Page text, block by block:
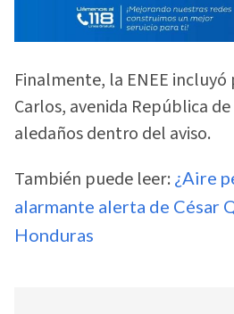
Finalmente, la ENEE
Carlos, avenida República
aledaños dentro del aviso.
También puede leer: ¿Aire
alarmante alerta de César
Honduras